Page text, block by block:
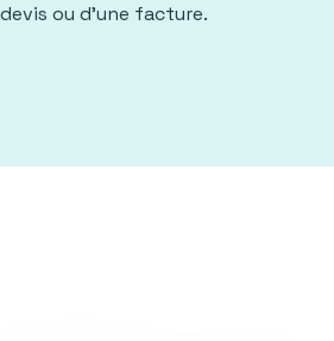
ou d'une facture.